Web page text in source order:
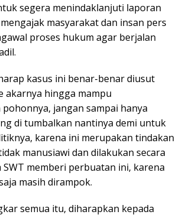
segera menindaklanjuti laporan
masyarakat dan insan pers
proses hukum agar berjalan
kasus ini benar-benar diusut
akarnya hingga mampu
jangan sampai hanya
di tumbalkan nantinya demi untuk
karena ini merupakan tindakan
manusiawi dan dilakukan secara
SWT memberi perbuatan ini, karena
masih dirampok.
semua itu, diharapkan kepada